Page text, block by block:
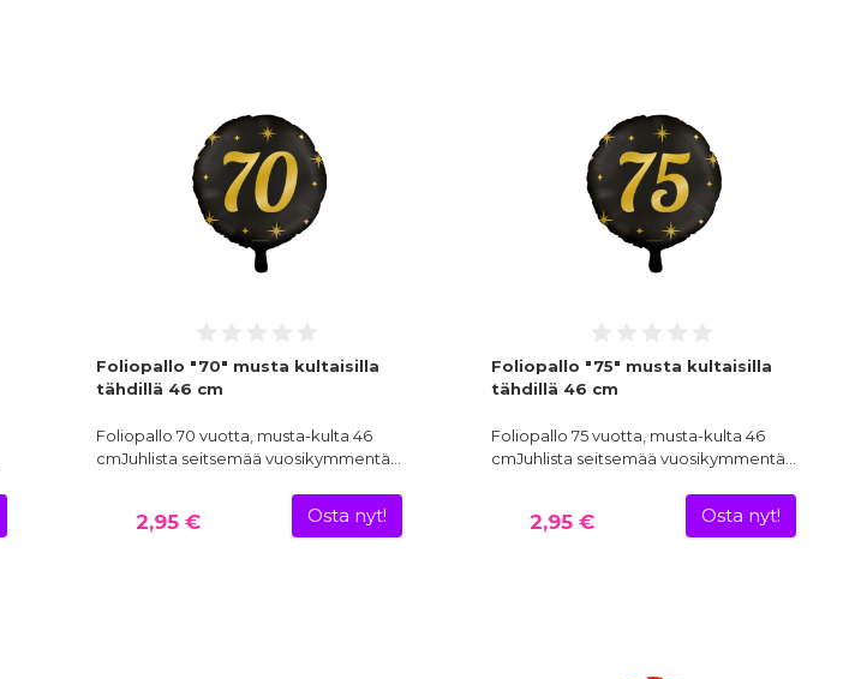
Foliopallo "70" musta kultaisilla
tähdillä 46 cm
Foliopallo 70 vuotta, musta-kulta 46
cmJuhlista seitsemää vuosikymmentä…
2,95 € Osta nyt!
Foliopallo "75" musta kultaisilla
tähdillä 46 cm
Foliopallo 75 vuotta, musta-kulta 46
cmJuhlista seitsemää vuosikymmentä…
2,95 € Osta nyt!